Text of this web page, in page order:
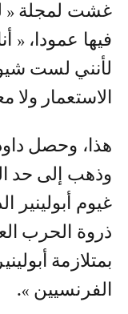
غشت لمجلة «
فيها عمودا، «
لأنني لست
الاستعمار ولا
هذا، وحصل
وذهب إلى حد
غيوم
ذروة الحرب
بمتلازمة
الفرنسيين ».